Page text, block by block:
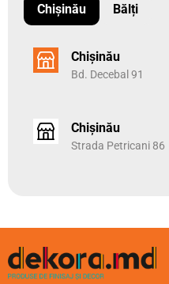
Chișinău Bălți
Chișinău
Bd. Decebal 91
Chișinău
Strada Petricani 86